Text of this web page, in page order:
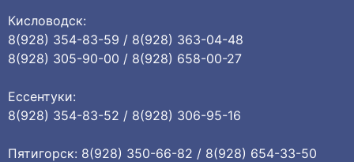
Кисловодск:
8(928) 354-83-59 / 8(928) 363-04-48
8(928) 305-90-00 / 8(928) 658-00-27
Ессентуки:
8(928) 354-83-52 / 8(928) 306-95-16
Пятигорск: 8(928) 350-66-82 / 8(928) 654-33-50